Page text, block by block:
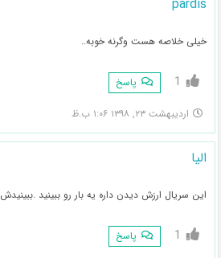
pardis
خیلی خلاصه هست وگرنه خوبه..
1 پاسخ
اردیبهشت ۲۳, ۱۳۹۸ ۱:۰۶ ب.ظ
الیا
این سریال ارزش دیدن داره یه بار رو ببینید .ببینیدش
1 پاسخ